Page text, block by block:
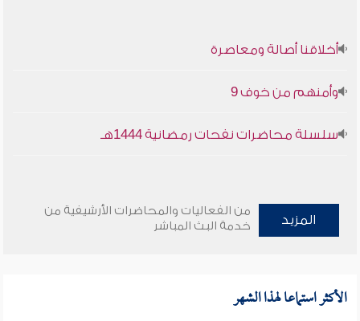
أخلاقنا أصالة ومعاصرة
وأمنهم من خوف 9
سلسلة محاضرات نفحات رمضانية 1444هـ
المزيد
من الفعاليات والمحاضرات الأرشيفية من
خدمة البث المباشر
الأكثر استماعا لهذا الشهر